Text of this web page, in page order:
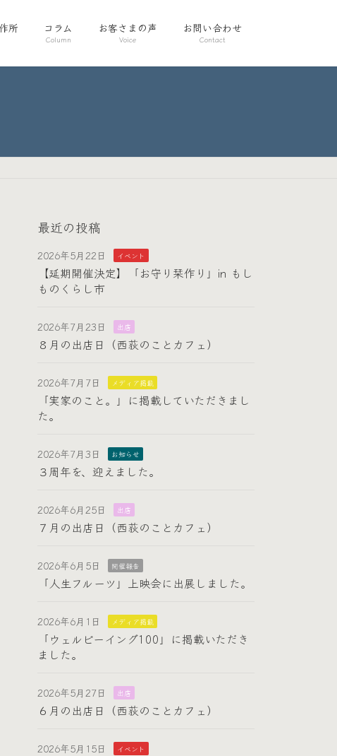
所 コラム
Column
お客さまの声
Voice
お問い合わせ
Contact
最近の投稿
2026年5月22日 イベント
【延期開催決定】「お守り栞作り」in もし
ものくらし市
2026年7月23日 出店
８月の出店日（西荻のことカフェ）
2026年7月7日 メディア掲載
「実家のこと。」に掲載していただきまし
た。
2026年7月3日 お知らせ
３周年を、迎えました。
2026年6月25日 出店
７月の出店日（西荻のことカフェ）
2026年6月5日 開催報告
「人生フルーツ」上映会に出展しました。
2026年6月1日 メディア掲載
「ウェルビーイング100」に掲載いただき
ました。
2026年5月27日 出店
６月の出店日（西荻のことカフェ）
2026年5月15日 イベント